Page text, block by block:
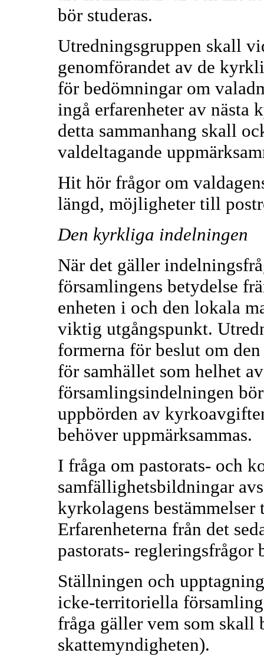
bör studeras.
Utredningsgruppen skall
genomförandet av de
för bedömningar om
ingå erfarenheter av nästa
detta sammanhang skall
valdeltagande
Hit hör frågor om
längd, möjligheter till
Den kyrkliga indelningen
När det gäller
församlingens betydelse
enheten i och den lokala
viktig utgångspunkt.
formerna för beslut om
för samhället som helhet
församlingsindelningen
uppbörden av
behöver uppmärksammas.
I fråga om pastorats- och
samfällighetsbildningar
kyrkolagens
Erfarenheterna från det
pastorats- regleringsfrågor
Ställningen och
icke-territoriella
fråga gäller vem som skall
skattemyndigheten).